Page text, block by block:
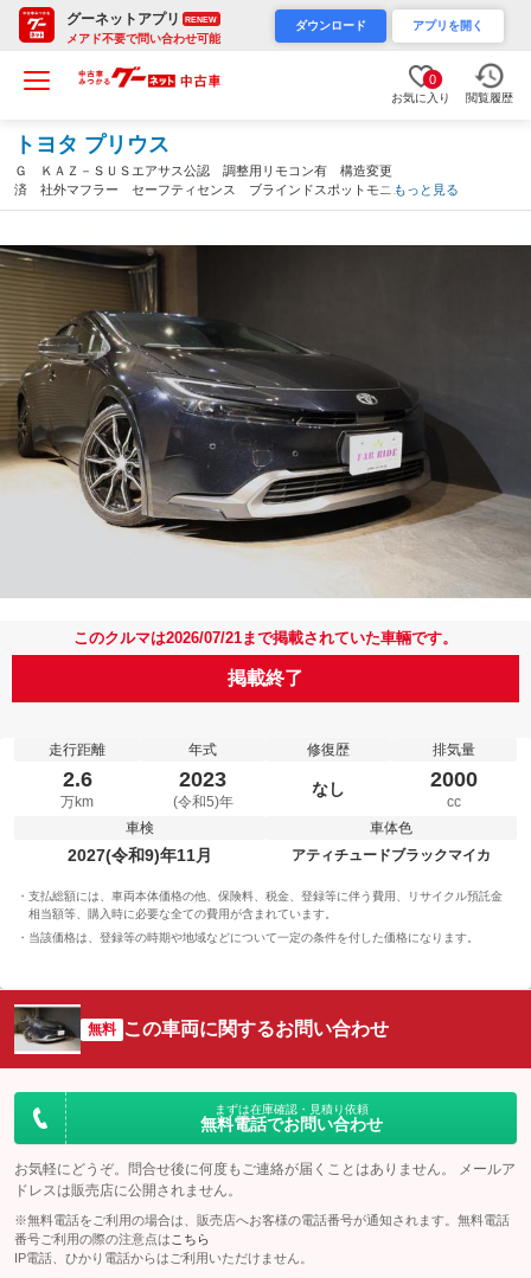
グーネットアプリ RENEW
メアド不要で問い合わせ可能
ダウンロード アプリを開く
0
お気に入り 閲覧履歴
トヨタ プリウス
Ｇ ＫＡＺ－ＳＵＳエアサス公認 調整用リモコン有 構造変更
済 社外マフラー セーフティセンス ブラインドスポットモニタ
ー 純正ディスプレイオーディオ・ＴＶ・バックカメラ シートヒ
もっと見る
このクルマは2026/07/21まで掲載されていた車輛です。
掲載終了
走行距離
2.6
万km
年式
2023
(令和5)年
修復歴
なし
排気量
2000
cc
車検
2027(令和9)年11月
車体色
アティチュードブラックマイカ
支払総額には、車両本体価格の他、保険料、税金、登録等に伴う費用、リサイクル預託金
相当額等、購入時に必要な全ての費用が含まれています。
当該価格は、登録等の時期や地域などについて一定の条件を付した価格になります。
無料 この車両に関するお問い合わせ
まずは在庫確認・見積り依頼
無料電話でお問い合わせ
お気軽にどうぞ。問合せ後に何度もご連絡が届くことはありません。 メールア
ドレスは販売店に公開されません。
※無料電話をご利用の場合は、販売店へお客様の電話番号が通知されます。無料電話
番号ご利用の際の注意点は こちら
IP電話、ひかり電話からはご利用いただけません。